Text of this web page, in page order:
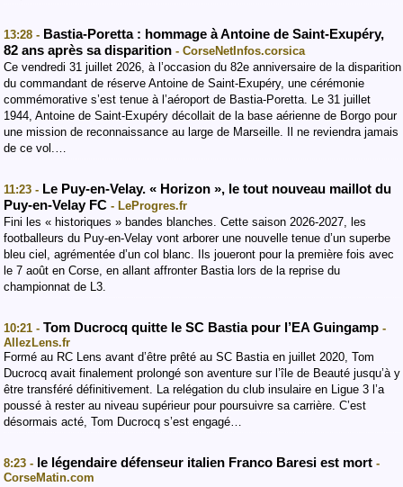
13:28 - Bastia-Poretta : hommage à Antoine de Saint-Exupéry,
82 ans après sa disparition - CorseNetInfos.corsica
Ce vendredi 31 juillet 2026, à l’occasion du 82e anniversaire de la disparition
du commandant de réserve Antoine de Saint-Exupéry, une cérémonie
commémorative s’est tenue à l’aéroport de Bastia-Poretta. Le 31 juillet
1944, Antoine de Saint-Exupéry décollait de la base aérienne de Borgo pour
une mission de reconnaissance au large de Marseille. Il ne reviendra jamais
de ce vol.…
11:23 - Le Puy-en-Velay. « Horizon », le tout nouveau maillot du
Puy-en-Velay FC - LeProgres.fr
Fini les « historiques » bandes blanches. Cette saison 2026-2027, les
footballeurs du Puy-en-Velay vont arborer une nouvelle tenue d’un superbe
bleu ciel, agrémentée d’un col blanc. Ils joueront pour la première fois avec
le 7 août en Corse, en allant affronter Bastia lors de la reprise du
championnat de L3.
10:21 - Tom Ducrocq quitte le SC Bastia pour l’EA Guingamp -
AllezLens.fr
Formé au RC Lens avant d’être prêté au SC Bastia en juillet 2020, Tom
Ducrocq avait finalement prolongé son aventure sur l’île de Beauté jusqu’à y
être transféré définitivement. La relégation du club insulaire en Ligue 3 l’a
poussé à rester au niveau supérieur pour poursuivre sa carrière. C’est
désormais acté, Tom Ducrocq s’est engagé…
8:23 - le légendaire défenseur italien Franco Baresi est mort -
CorseMatin.com